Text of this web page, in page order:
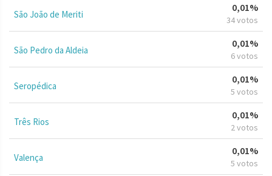
São João de Meriti
0,01%
34 votos
São Pedro da Aldeia
0,01%
6 votos
Seropédica
0,01%
5 votos
Três Rios
0,01%
2 votos
Valença
0,01%
5 votos